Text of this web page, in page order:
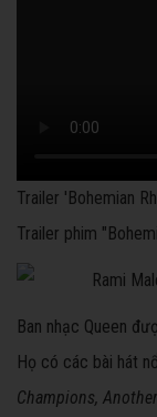
Trailer 'Bohemian
Trailer phim
Ban nhạc Queen
Họ có các bài hát
Champions,